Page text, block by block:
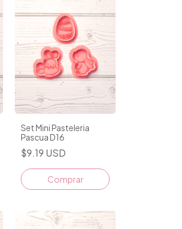
Set Mini Pasteleria
Pascua D16
$9.19 USD